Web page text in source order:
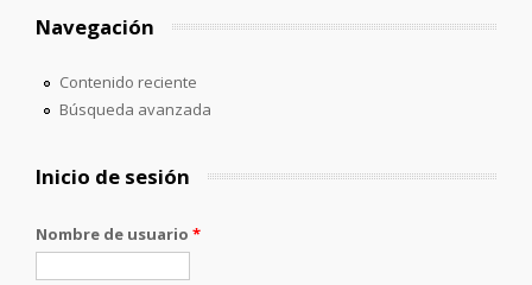
Navegación
Contenido reciente
Búsqueda avanzada
Inicio de sesión
Nombre de usuario *